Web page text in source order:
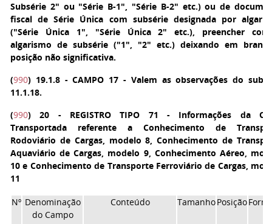
Subsérie 2" ou "Série B-1", "Série B-2" etc.) ou de
fiscal de Série Única com subsérie designada por
("Série Única 1", "Série Única 2" etc.), preencher
algarismo de subsérie ("1", "2" etc.) deixando em
posição não significativa.
(990) 19.1.8 - CAMPO 17 - Valem as observações do
11.1.18.
(990) 20 - REGISTRO TIPO 71 - Informações da
Transportada referente a Conhecimento de
Rodoviário de Cargas, modelo 8, Conhecimento de
Aquaviário de Cargas, modelo 9, Conhecimento Aéreo,
10 e Conhecimento de Transporte Ferroviário de Cargas,
11
Nº Denominação
do Campo
Conteúdo TamanhoPosição